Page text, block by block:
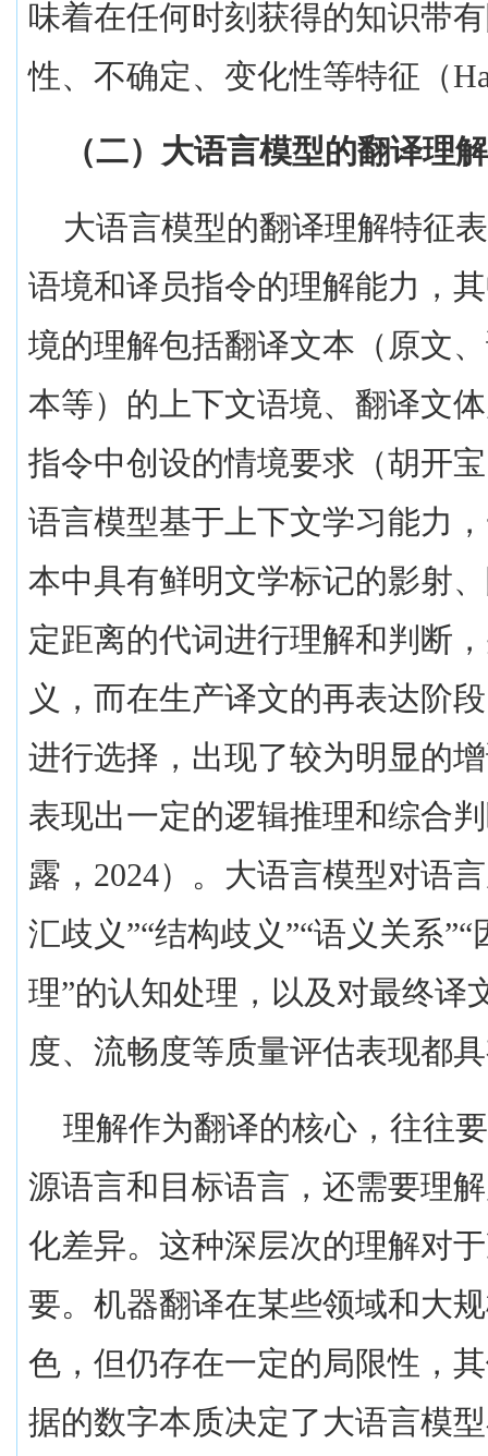
味着在任何时刻获得的知识带
性、不确定、变化性等特征（
（二）大语言模型的翻译理
大语言模型的翻译理解特征
语境和译员指令的理解能力，
境的理解包括翻译文本（原文
本等）的上下文语境、翻译文
指令中创设的情境要求（胡开
语言模型基于上下文学习能力
本中具有鲜明文学标记的影射
定距离的代词进行理解和判断
义，而在生产译文的再表达阶
进行选择，出现了较为明显的
表现出一定的逻辑推理和综合
露， 2024）。大语言模型对语
汇歧义”“结构歧义”“语义关系
理”的认知处理，以及对最终译
度、流畅度等质量评估表现都
理解作为翻译的核心，往往
源语言和目标语言，还需要理
化差异。这种深层次的理解对
要。机器翻译在某些领域和大
色，但仍存在一定的局限性，
据的数字本质决定了大语言模